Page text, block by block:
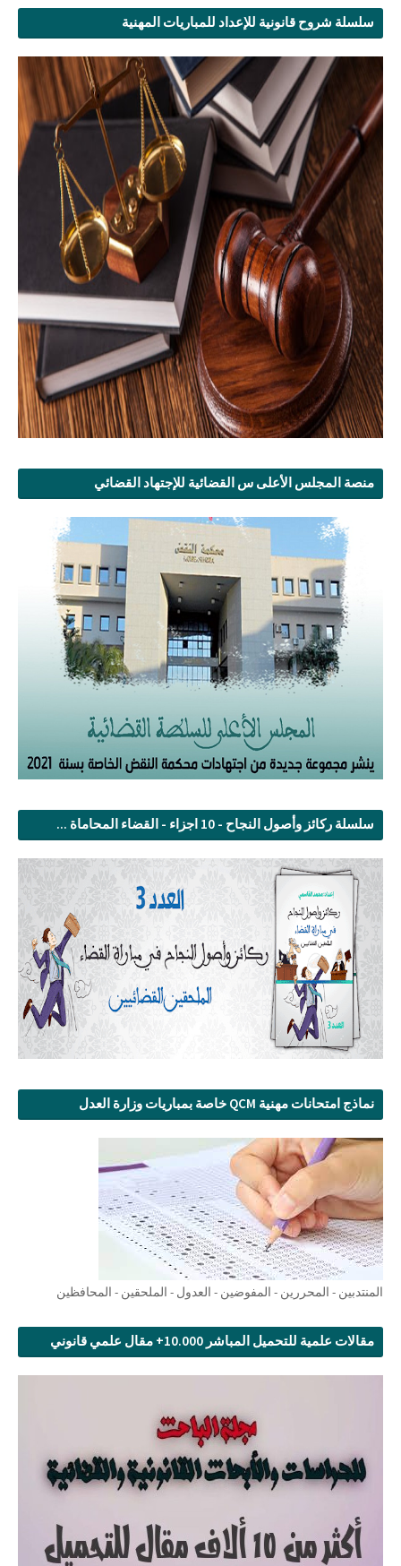
سلسلة شروح قانونية للإعداد للمباريات المهنية
منصة المجلس الأعلى س القضائية للإجتهاد القضائي
سلسلة ركائز وأصول النجاح - 10 اجزاء - القضاء المحاماة ...
نماذج امتحانات مهنية QCM خاصة بمباريات وزارة العدل
المنتدبين - المحررين - المفوضين - العدول - الملحقين - المحافظين
مقالات علمية للتحميل المباشر 10.000+ مقال علمي قانوني